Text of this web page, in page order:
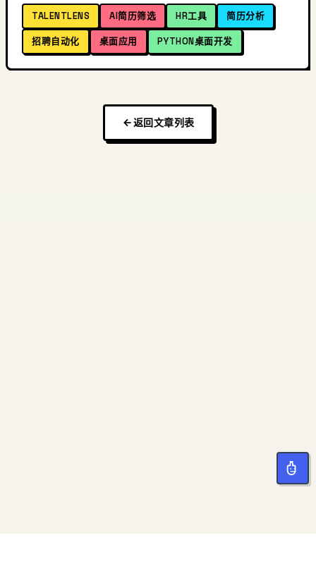
TALENTLENS AI简历筛选 HR工具 简历分析
招聘自动化 桌面应用 PYTHON桌面开发
返回文章列表